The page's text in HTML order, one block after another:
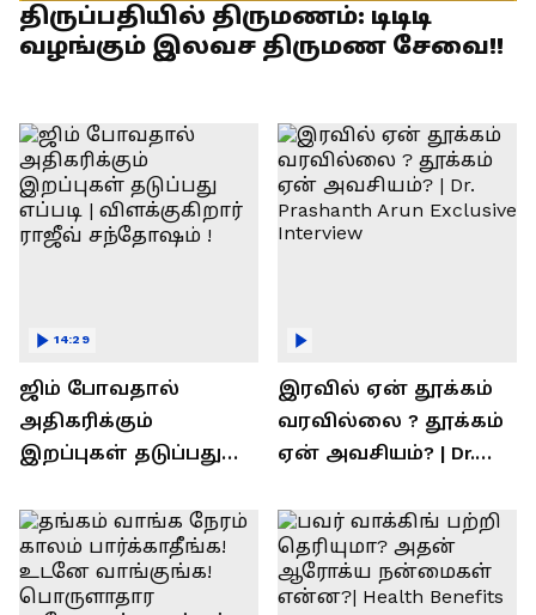
திருப்பதியில் திருமணம்: டிடிடி
வழங்கும் இலவச திருமண சேவை!!
ஜிம் போவதால்
அதிகரிக்கும்
இறப்புகள் தடுப்பது
ராஜீவ் சந்தோஷம் !
14:29
இரவில் ஏன் தூக்கம்
வரவில்லை ? தூக்கம்
ஏன் அவசியம்? | Dr.
Interview